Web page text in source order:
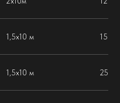
1,5х10 м 15
1,5х10 м 25